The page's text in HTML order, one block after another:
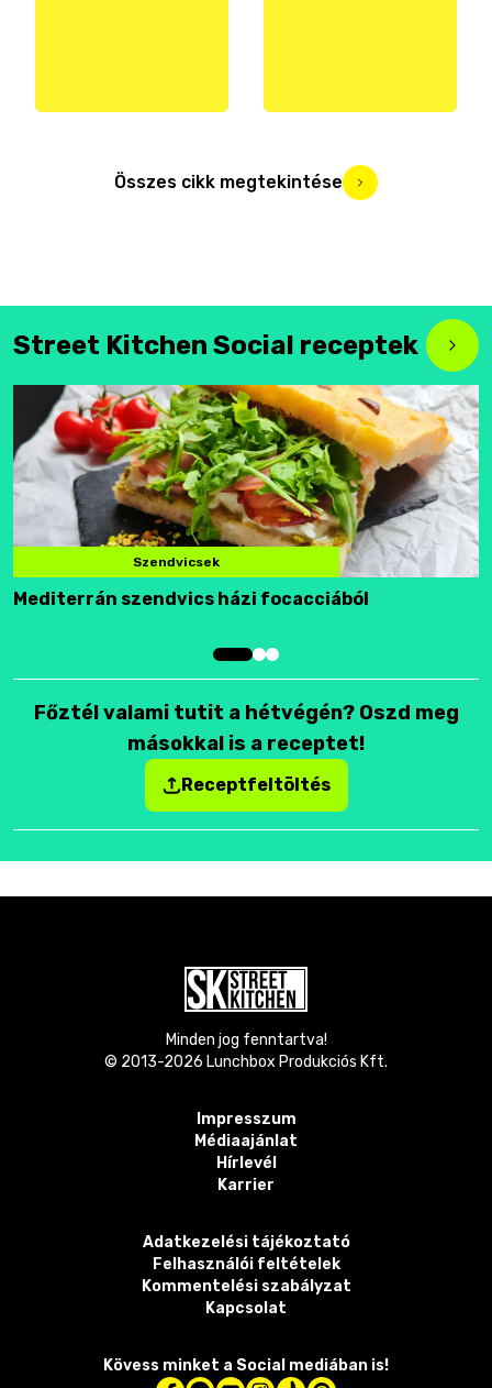
Összes cikk megtekintése
Street Kitchen Social receptek
Szendvicsek
Mediterrán szendvics házi focacciából
Főztél valami tutit a hétvégén? Oszd meg
másokkal is a receptet!
Receptfeltöltés
Minden jog fenntartva!
© 2013-2026 Lunchbox Produkciós Kft.
Impresszum
Médiaajánlat
Hírlevél
Karrier
Adatkezelési tájékoztató
Felhasználói feltételek
Kommentelési szabályzat
Kapcsolat
Kövess minket a Social mediában is!